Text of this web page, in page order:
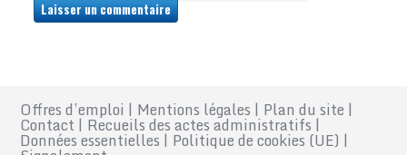
Offres d’emploi | Mentions légales | Plan du site |
Contact | Recueils des actes administratifs |
Données essentielles | Politique de cookies (UE) |